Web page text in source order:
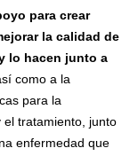
para crear
la calidad de
lo hacen junto a
como a la
para la
el tratamiento, junto
enfermedad que